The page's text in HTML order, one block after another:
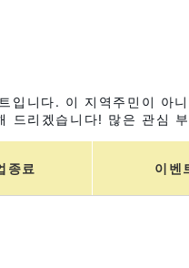
니다. 이 지역주민이 아
드리겠습니다! 많은 관심
종료 이벤